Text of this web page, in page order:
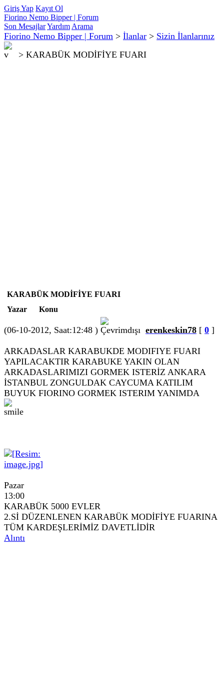
Giriş Yap Kayıt Ol
Fiorino Nemo Bipper | Forum
Son MesajlarYardım Arama
Fiorino Nemo Bipper | Forum > İlanlar > Sizin İlanlarınız
> KARABÜK MODİFİYE FUARI
KARABÜK MODİFİYE FUARI
Yazar
Konu
(06-10-2012, Saat:12:48 ) erenkeskin78 [ 0 ]
ARKADASLAR KARABUKDE MODIFIYE FUARI
YAPILACAKTIR KARABUKE YAKIN OLAN
ARKADASLARIMIZI GORMEK ISTERİZ ANKARA
İSTANBUL ZONGULDAK CAYCUMA KATILIM
BUYUK FIORINO GORMEK ISTERIM YANIMDA
Pazar
13:00
KARABÜK 5000 EVLER
2.Sİ DÜZENLENEN KARABÜK MODİFİYE FUARINA
TÜM KARDEŞLERİMİZ DAVETLİDİR
Alıntı